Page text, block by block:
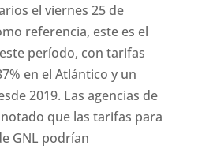
el viernes 25 de
referencia, este es el
período, con tarifas
en el Atlántico y un
2019. Las agencias de
que las tarifas para
GNL podrían